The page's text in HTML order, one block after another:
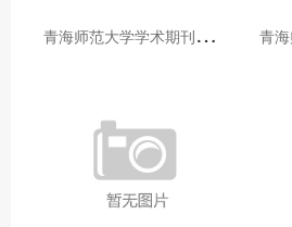
青
海师范大学学术期刊两个专栏入选2025年青海省期刊重点专栏